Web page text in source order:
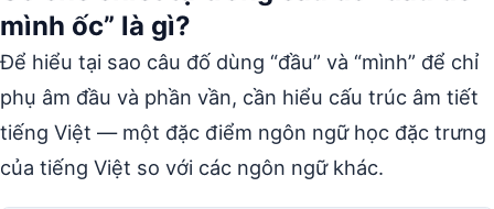
mình ốc” là gì?
Để hiểu tại sao câu đố dùng “đầu” và “mình” để chỉ
phụ âm đầu và phần vần, cần hiểu cấu trúc âm tiết
tiếng Việt — một đặc điểm ngôn ngữ học đặc trưng
của tiếng Việt so với các ngôn ngữ khác.